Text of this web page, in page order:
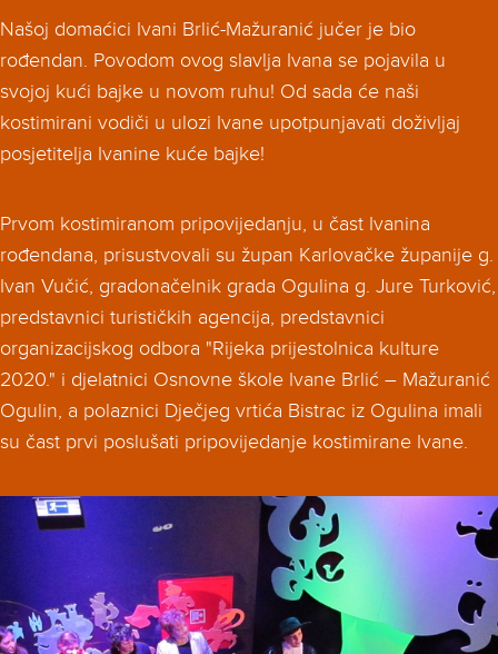
Našoj domaćici Ivani Brlić-Mažuranić jučer je bio
rođendan. Povodom ovog slavlja Ivana se pojavila u
svojoj kući bajke u novom ruhu! Od sada će naši
kostimirani vodiči u ulozi Ivane upotpunjavati doživljaj
posjetitelja Ivanine kuće bajke!
Prvom kostimiranom pripovijedanju, u čast Ivanina
rođendana, prisustvovali su župan Karlovačke županije g.
Ivan Vučić, gradonačelnik grada Ogulina g. Jure Turković,
predstavnici turističkih agencija, predstavnici
organizacijskog odbora "Rijeka prijestolnica kulture
2020." i djelatnici Osnovne škole Ivane Brlić – Mažuranić
Ogulin, a polaznici Dječjeg vrtića Bistrac iz Ogulina imali
su čast prvi poslušati pripovijedanje kostimirane Ivane.